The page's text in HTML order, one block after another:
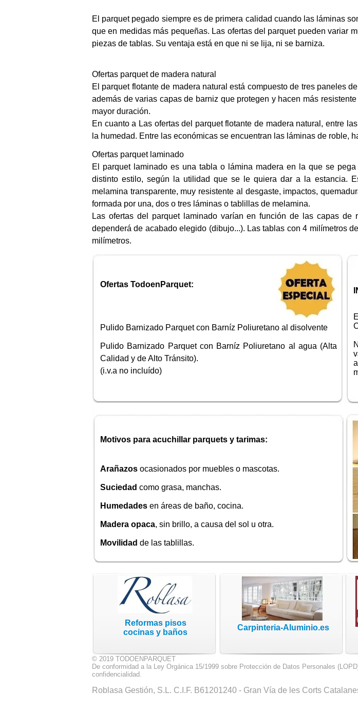
El parquet pegado siempre es de primera calidad cuando las láminas
que en medidas más pequeñas. Las ofertas del parquet pueden variar
piezas de tablas. Su ventaja está en que ni se lija, ni se barniza.
Ofertas parquet de madera natural
El parquet flotante de madera natural está compuesto de tres paneles
además de varias capas de barniz que protegen y hacen más
mayor duración.
En cuanto a Las ofertas del parquet flotante de madera natural, entre
la humedad. Entre las económicas se encuentran las láminas de roble,
Ofertas parquet laminado
El parquet laminado es una tabla o lámina madera en la que se
distinto estilo, según la utilidad que se le quiera dar a la estancia.
melamina transparente, muy resistente al desgaste, impactos,
formada por una, dos o tres láminas o tablillas de melamina.
Las ofertas del parquet laminado varían en función de las capas
dependerá de acabado elegido (dibujo...). Las tablas con 4 milímetros
milímetros.
Ofertas TodoenParquet:
Pulido Barnizado Parquet con Barníz Poliuretano al disolvente
Pulido Barnizado Parquet con Barníz Poliuretano al agua (Alta
Calidad y de Alto Tránsito).
(i.v.a no incluído)
Motivos para acuchillar parquets y tarimas:
Arañazos ocasionados por muebles o mascotas.
Suciedad como grasa, manchas.
Humedades en áreas de baño, cocina.
Madera opaca, sin brillo, a causa del sol u otra.
Movilidad de las tablillas.
Reformas pisos
cocinas y baños
Carpinteria-Aluminio.es
© 2019 TODOENPARQUET
De conformidad a la Ley Orgánica 15/1999 sobre Protección de Datos Personales
confidencialidad.
Roblasa Gestión, S.L. C.I.F. B61201240 - Gran Vía de les Corts